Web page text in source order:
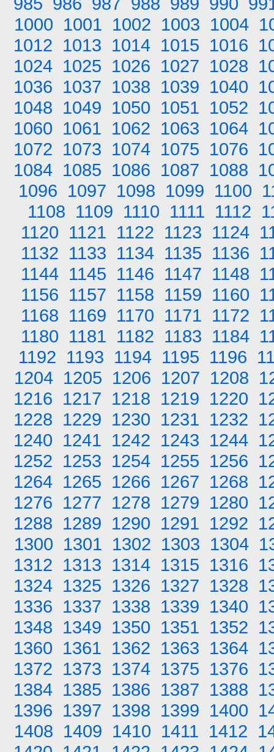
1000 1001 1002 1003 1004
1012 1013 1014 1015 1016
1024 1025 1026 1027 1028
1036 1037 1038 1039 1040
1048 1049 1050 1051 1052
1060 1061 1062 1063 1064
1072 1073 1074 1075 1076
1084 1085 1086 1087 1088
1096 1097 1098 1099 1100
1108 1109 1110 1111 1112
1120 1121 1122 1123 1124
1132 1133 1134 1135 1136
1144 1145 1146 1147 1148
1156 1157 1158 1159 1160
1168 1169 1170 1171 1172
1180 1181 1182 1183 1184
1192 1193 1194 1195 1196
1204 1205 1206 1207 1208
1216 1217 1218 1219 1220
1228 1229 1230 1231 1232
1240 1241 1242 1243 1244
1252 1253 1254 1255 1256
1264 1265 1266 1267 1268
1276 1277 1278 1279 1280
1288 1289 1290 1291 1292
1300 1301 1302 1303 1304
1312 1313 1314 1315 1316
1324 1325 1326 1327 1328
1336 1337 1338 1339 1340
1348 1349 1350 1351 1352
1360 1361 1362 1363 1364
1372 1373 1374 1375 1376
1384 1385 1386 1387 1388
1396 1397 1398 1399 1400
1408 1409 1410 1411 1412